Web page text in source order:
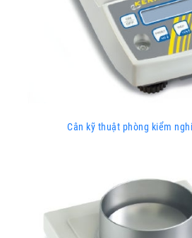
Cân kỹ thuật phòng kiểm